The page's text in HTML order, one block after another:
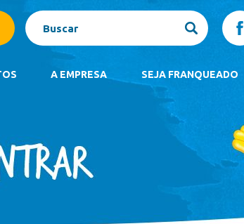
Gelado
A EMPRESA SEJA FRANQUEADO